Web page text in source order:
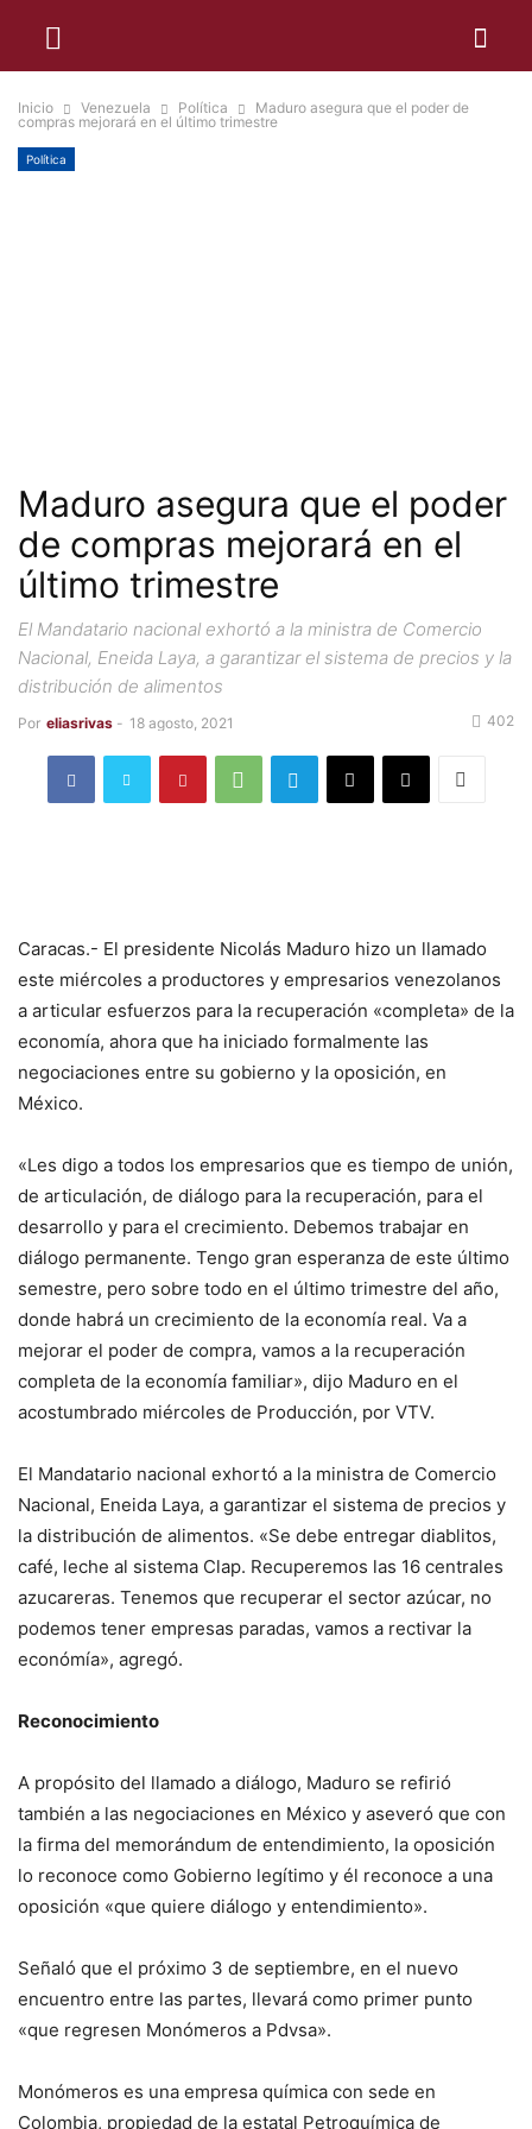
Inicio Venezuela Política
Maduro asegura que el poder de
compras mejorará en el último trimestre
Política
Maduro asegura que el poder
de compras mejorará en el
último trimestre
El Mandatario nacional exhortó a la ministra de Comercio
Nacional, Eneida Laya, a garantizar el sistema de precios y la
distribución de alimentos
Por eliasrivas - 18 agosto, 2021 402
Caracas.- El presidente Nicolás Maduro hizo un llamado
este miércoles a productores y empresarios venezolanos
a articular esfuerzos para la recuperación «completa» de la
economía, ahora que ha iniciado formalmente las
negociaciones entre su gobierno y la oposición, en
México.
«Les digo a todos los empresarios que es tiempo de unión,
de articulación, de diálogo para la recuperación, para el
desarrollo y para el crecimiento. Debemos trabajar en
diálogo permanente. Tengo gran esperanza de este último
semestre, pero sobre todo en el último trimestre del año,
donde habrá un crecimiento de la economía real. Va a
mejorar el poder de compra, vamos a la recuperación
completa de la economía familiar», dijo Maduro en el
acostumbrado miércoles de Producción, por VTV.
El Mandatario nacional exhortó a la ministra de Comercio
Nacional, Eneida Laya, a garantizar el sistema de precios y
la distribución de alimentos. «Se debe entregar diablitos,
café, leche al sistema Clap. Recuperemos las 16 centrales
azucareras. Tenemos que recuperar el sector azúcar, no
podemos tener empresas paradas, vamos a rectivar la
económía», agregó.
Reconocimiento
A propósito del llamado a diálogo, Maduro se refirió
también a las negociaciones en México y aseveró que con
la firma del memorándum de entendimiento, la oposición
lo reconoce como Gobierno legítimo y él reconoce a una
oposición «que quiere diálogo y entendimiento».
Señaló que el próximo 3 de septiembre, en el nuevo
encuentro entre las partes, llevará como primer punto
«que regresen Monómeros a Pdvsa».
Monómeros es una empresa química con sede en
Colombia, propiedad de la estatal Petroquímica de